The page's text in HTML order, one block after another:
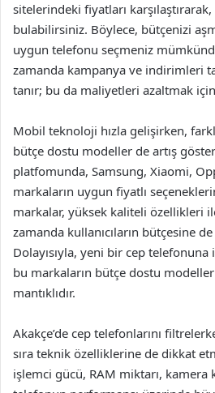
sitelerindeki fiyatları
bulabilirsiniz. Böylece, bütçenizi
uygun telefonu seçmeniz
zamanda kampanya ve indirimleri
tanır; bu da maliyetleri azaltmak
Mobil teknoloji hızla gelişirken,
bütçe dostu modeller de artış
platfomunda, Samsung, Xiaomi,
markaların uygun fiyatlı
markalar, yüksek kaliteli özellikleri
zamanda kullanıcıların bütçesine
Dolayısıyla, yeni bir cep
bu markaların bütçe dostu
mantıklıdır.
Akakçe’de cep telefonlarını
sıra teknik özelliklerine de dikkat
işlemci gücü, RAM miktarı, kamera